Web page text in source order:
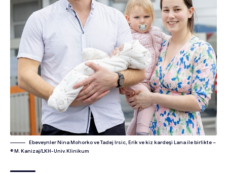
Ebeveynler Nina Mohorko ve Tadej Irsic, Erik ve kiz kardeşi Lana ile birlikte –
© M. Kanizaj/LKH-Univ. Klinikum